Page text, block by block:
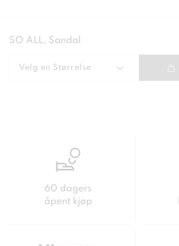
SO ALL, Sandal
Velg en Størrelse
60 dagers
åpent kjøp